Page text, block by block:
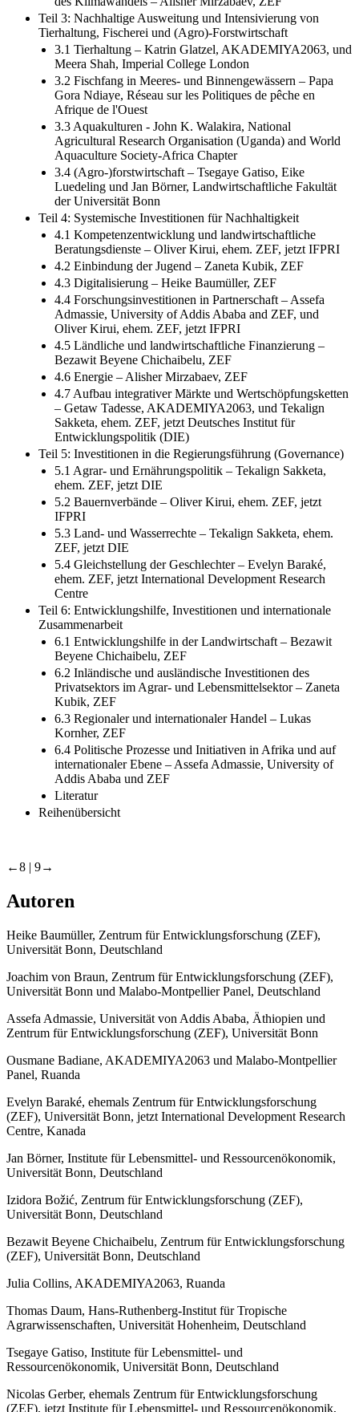
Teil 3: Nachhaltige Ausweitung und Intensivierung von
Tierhaltung, Fischerei und (Agro)-Forstwirtschaft
3.1 Tierhaltung – Katrin Glatzel, AKADEMIYA2063, und
Meera Shah, Imperial College London
3.2 Fischfang in Meeres- und Binnengewässern – Papa
Gora Ndiaye, Réseau sur les Politiques de pêche en
Afrique de l'Ouest
3.3 Aquakulturen - John K. Walakira, National
Agricultural Research Organisation (Uganda) and World
Aquaculture Society-Africa Chapter
3.4 (Agro-)forstwirtschaft – Tsegaye Gatiso, Eike
Luedeling und Jan Börner, Landwirtschaftliche Fakultät
der Universität Bonn
Teil 4: Systemische Investitionen für Nachhaltigkeit
4.1 Kompetenzentwicklung und landwirtschaftliche
Beratungsdienste – Oliver Kirui, ehem. ZEF, jetzt IFPRI
4.2 Einbindung der Jugend – Zaneta Kubik, ZEF
4.3 Digitalisierung – Heike Baumüller, ZEF
4.4 Forschungsinvestitionen in Partnerschaft – Assefa
Admassie, University of Addis Ababa and ZEF, und
Oliver Kirui, ehem. ZEF, jetzt IFPRI
4.5 Ländliche und landwirtschaftliche Finanzierung –
Bezawit Beyene Chichaibelu, ZEF
4.6 Energie – Alisher Mirzabaev, ZEF
4.7 Aufbau integrativer Märkte und Wertschöpfungsketten
– Getaw Tadesse, AKADEMIYA2063, und Tekalign
Sakketa, ehem. ZEF, jetzt Deutsches Institut für
Entwicklungspolitik (DIE)
Teil 5: Investitionen in die Regierungsführung (Governance)
5.1 Agrar- und Ernährungspolitik – Tekalign Sakketa,
ehem. ZEF, jetzt DIE
5.2 Bauernverbände – Oliver Kirui, ehem. ZEF, jetzt
IFPRI
5.3 Land- und Wasserrechte – Tekalign Sakketa, ehem.
ZEF, jetzt DIE
5.4 Gleichstellung der Geschlechter – Evelyn Baraké,
ehem. ZEF, jetzt International Development Research
Centre
Teil 6: Entwicklungshilfe, Investitionen und internationale
Zusammenarbeit
6.1 Entwicklungshilfe in der Landwirtschaft – Bezawit
Beyene Chichaibelu, ZEF
6.2 Inländische und ausländische Investitionen des
Privatsektors im Agrar- und Lebensmittelsektor – Zaneta
Kubik, ZEF
6.3 Regionaler und internationaler Handel – Lukas
Kornher, ZEF
6.4 Politische Prozesse und Initiativen in Afrika und auf
internationaler Ebene – Assefa Admassie, University of
Addis Ababa und ZEF
Literatur
Reihenübersicht
←8 | 9→
Autoren
Heike Baumüller, Zentrum für Entwicklungsforschung (ZEF),
Universität Bonn, Deutschland
Joachim von Braun, Zentrum für Entwicklungsforschung (ZEF),
Universität Bonn und Malabo-Montpellier Panel, Deutschland
Assefa Admassie, Universität von Addis Ababa, Äthiopien und
Zentrum für Entwicklungsforschung (ZEF), Universität Bonn
Ousmane Badiane, AKADEMIYA2063 und Malabo-Montpellier
Panel, Ruanda
Evelyn Baraké, ehemals Zentrum für Entwicklungsforschung
(ZEF), Universität Bonn, jetzt International Development Research
Centre, Kanada
Jan Börner, Institute für Lebensmittel- und Ressourcenökonomik,
Universität Bonn, Deutschland
Izidora Božić, Zentrum für Entwicklungsforschung (ZEF),
Universität Bonn, Deutschland
Bezawit Beyene Chichaibelu, Zentrum für Entwicklungsforschung
(ZEF), Universität Bonn, Deutschland
Julia Collins, AKADEMIYA2063, Ruanda
Thomas Daum, Hans-Ruthenberg-Institut für Tropische
Agrarwissenschaften, Universität Hohenheim, Deutschland
Tsegaye Gatiso, Institute für Lebensmittel- und
Ressourcenökonomik, Universität Bonn, Deutschland
Nicolas Gerber, ehemals Zentrum für Entwicklungsforschung
(ZEF), jetzt Institute für Lebensmittel- und Ressourcenökonomik,